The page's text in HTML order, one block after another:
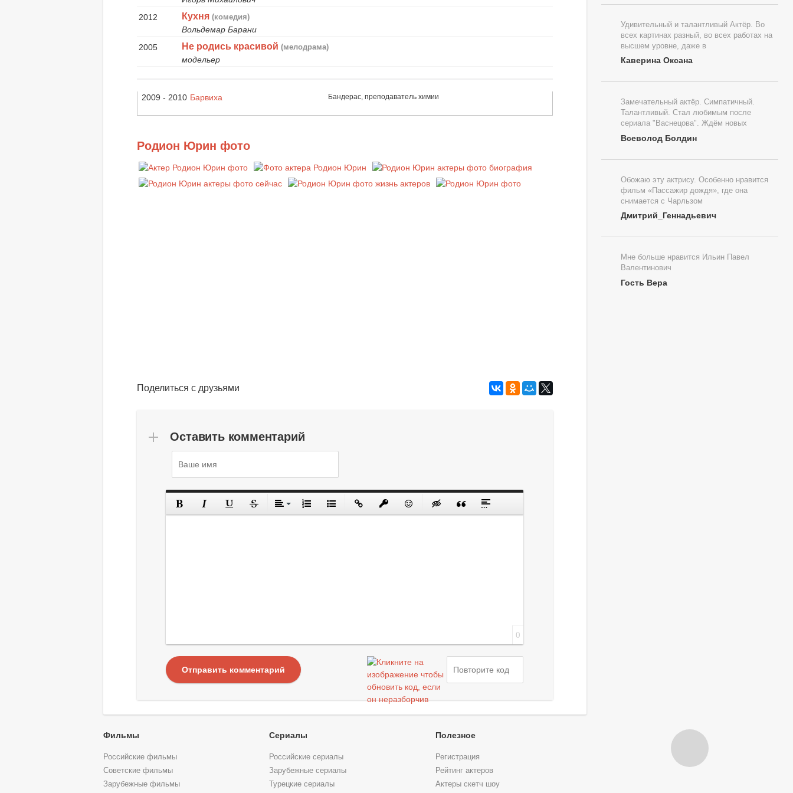
2012
Кухня (комедия)
Вольдемар Барани
2005
Не родись красивой (мелодрама)
модельер
2009 - 2010 Барвиха Бандерас, преподаватель химии
Родион Юрин фото
Поделиться с друзьями
Оставить комментарий
0
Отправить комментарий
Удивительный и талантливый Актёр. Во
всех картинах разный, во всех работах на
высшем уровне, даже в
Каверина Оксана
Замечательный актёр. Симпатичный.
Талантливый. Стал любимым после
сериала "Васнецова". Ждём новых
Всеволод Болдин
Обожаю эту актрису. Особенно нравится
фильм «Пассажир дождя», где она
снимается с Чарльзом
Дмитрий_Геннадьевич
Мне больше нравится Ильин Павел
Валентинович
Гость Вера
Фильмы
Российские фильмы
Советские фильмы
Зарубежные фильмы
Сериалы
Российские сериалы
Зарубежные сериалы
Турецкие сериалы
Полезное
Регистрация
Рейтинг актеров
Актеры скетч шоу